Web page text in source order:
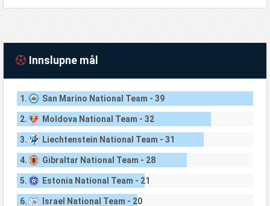
Innslupne mål
1. San Marino National Team - 39
2. Moldova National Team - 32
3. Liechtenstein National Team - 31
4. Gibraltar National Team - 28
5. Estonia National Team - 21
6. Israel National Team - 20